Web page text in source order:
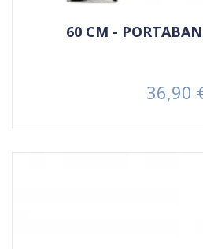
60 CM -
Prezzo
36,90